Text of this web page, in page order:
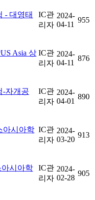
- 대영태
IC관
리자
2024-
04-11
955
Asia 상 IC관
리자
2024-
04-11
876
-자개공
IC관
리자
2024-
04-01
890
아시아학 IC관
리자
2024-
03-20
913
아시아학
IC관
리자
2024-
02-28
905